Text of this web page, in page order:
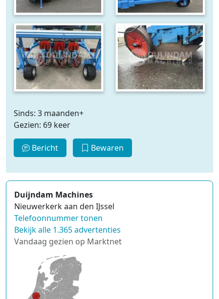
Sinds: 3 maanden+
Gezien: 69 keer
Bericht Bewaren
Duijndam Machines
Nieuwerkerk aan den IJssel
Telefoonnummer tonen
Bekijk alle 1.365 advertenties
Vandaag gezien op Marktnet